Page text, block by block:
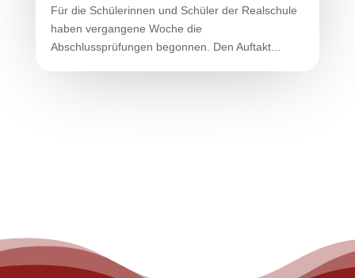
Für die Schülerinnen und Schüler der Realschule
haben vergangene Woche die
Abschlussprüfungen begonnen. Den Auftakt...